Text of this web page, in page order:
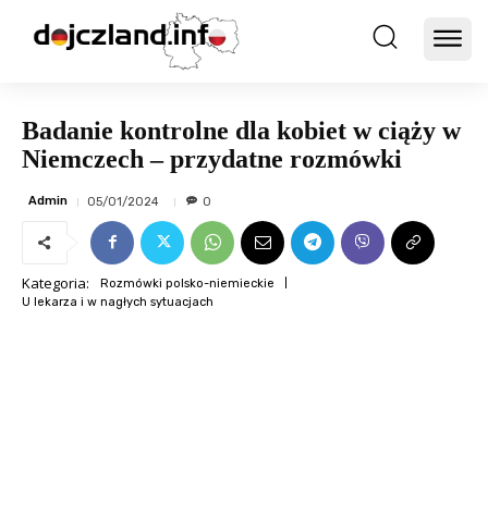
Badanie kontrolne dla kobiet w ciąży w
Niemczech – przydatne rozmówki
Admin 05/01/2024 0
Kategoria:
Rozmówki polsko-niemieckie
U lekarza i w nagłych sytuacjach